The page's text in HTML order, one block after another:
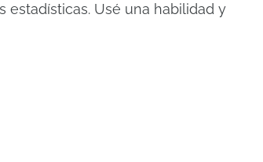
estadísticas. Usé una habilidad y